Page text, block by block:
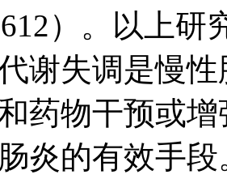
）。以上
谢失调是慢
药物干预或
炎的有效手段